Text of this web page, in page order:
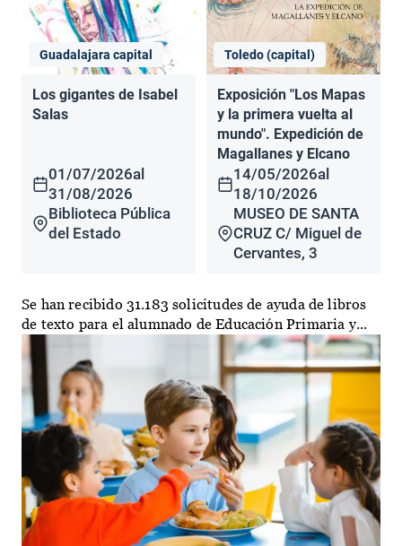
Guadalajara capital
Los gigantes de Isabel
Salas
01/07/2026al
31/08/2026
Biblioteca Pública
del Estado
Toledo (capital)
Exposición "Los Mapas
y la primera vuelta al
mundo". Expedición de
Magallanes y Elcano
14/05/2026al
18/10/2026
MUSEO DE SANTA
CRUZ C/ Miguel de
Cervantes, 3
Se han recibido 31.183 solicitudes de ayuda de libros
de texto para el alumnado de Educación Primaria y...